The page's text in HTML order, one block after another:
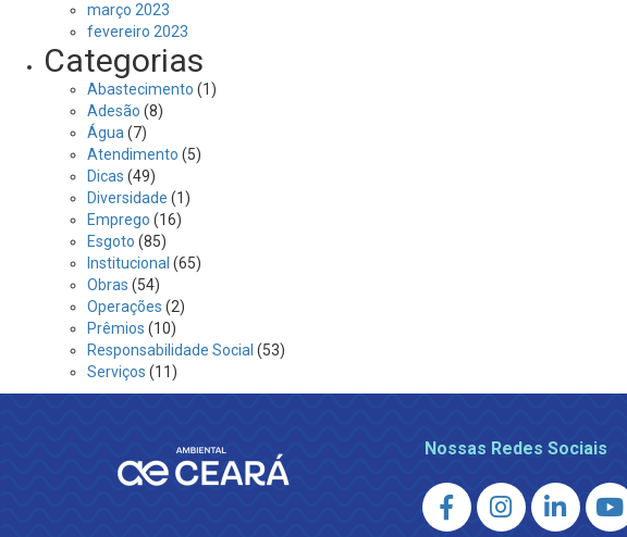
março 2023
fevereiro 2023
Categorias
Abastecimento (1)
Adesão (8)
Água (7)
Atendimento (5)
Dicas (49)
Diversidade (1)
Emprego (16)
Esgoto (85)
Institucional (65)
Obras (54)
Operações (2)
Prêmios (10)
Responsabilidade Social (53)
Serviços (11)
Nossas Redes Sociais